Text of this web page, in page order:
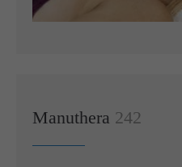
Manuthera 242